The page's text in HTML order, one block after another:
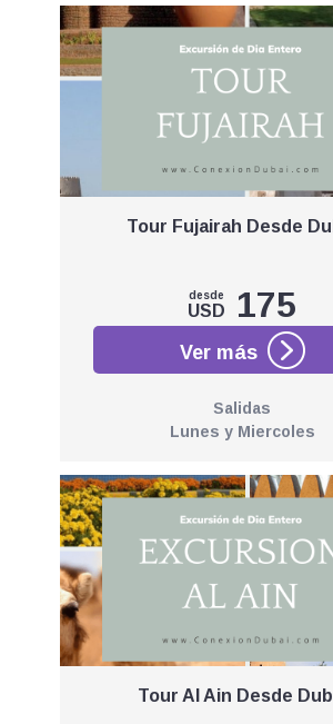
Tour Fujairah Desde
desde
USD 175
Salidas
Lunes y Miercoles
Tour Al Ain Desde